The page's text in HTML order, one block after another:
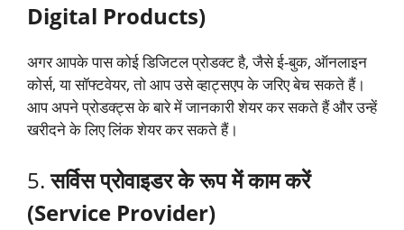
Digital Products)
अगर आपके पास कोई डिजिटल प्रोडक्ट है, जैसे ई-बुक, ऑनलाइन
कोर्स, या सॉफ्टवेयर, तो आप उसे व्हाट्सएप के जरिए बेच सकते हैं।
आप अपने प्रोडक्ट्स के बारे में जानकारी शेयर कर सकते हैं और उन्हें
खरीदने के लिए लिंक शेयर कर सकते हैं।
5.सर्विस प्रोवाइडर के रूप में काम करें
(Service Provider)